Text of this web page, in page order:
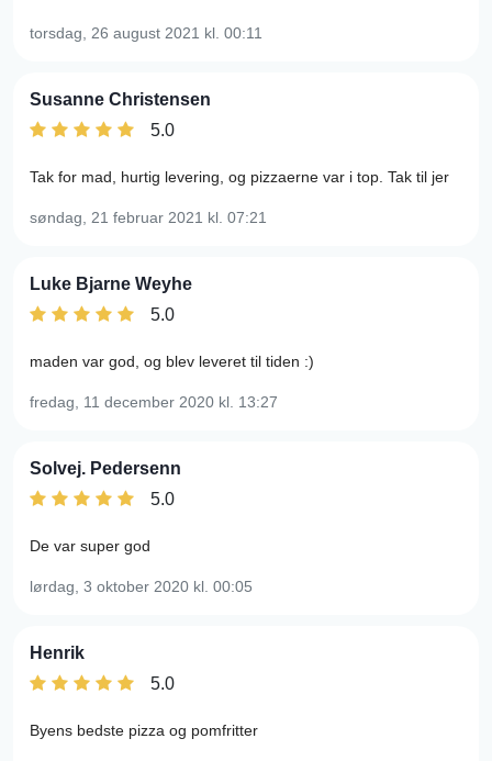
torsdag, 26 august 2021 kl. 00:11
Susanne Christensen
5.0
Tak for mad, hurtig levering, og pizzaerne var i top. Tak til jer
søndag, 21 februar 2021 kl. 07:21
Luke Bjarne Weyhe
5.0
maden var god, og blev leveret til tiden :)
fredag, 11 december 2020 kl. 13:27
Solvej. Pedersenn
5.0
De var super god
lørdag, 3 oktober 2020 kl. 00:05
Henrik
5.0
Byens bedste pizza og pomfritter